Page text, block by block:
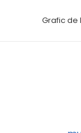
Grafic de